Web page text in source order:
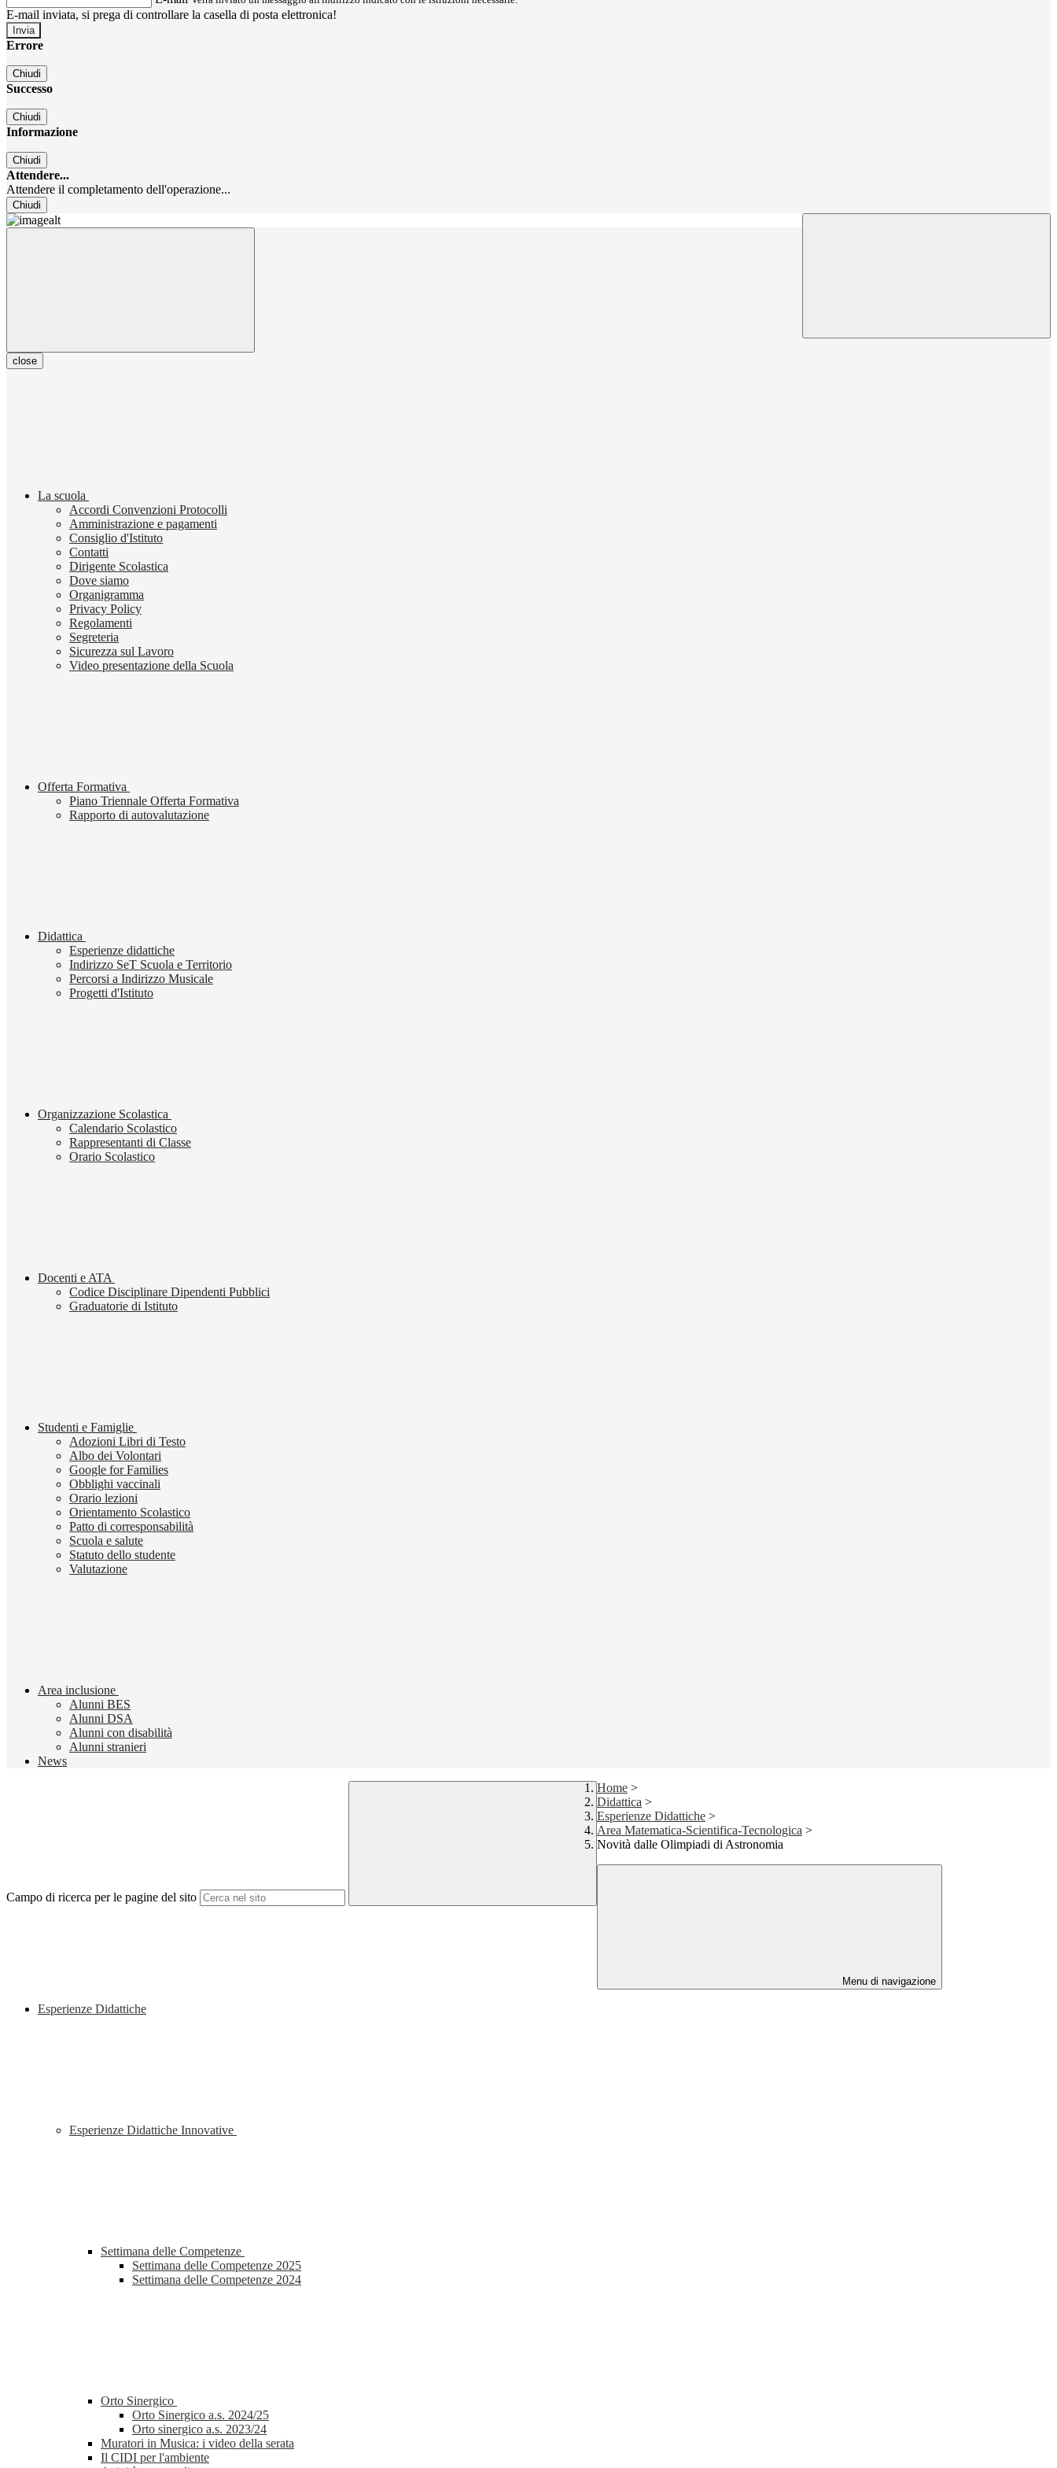
E-mail inviata, si prega di controllare la casella di posta elettronica!
Errore
Chiudi
Successo
Chiudi
Informazione
Chiudi
Attendere...
Attendere il completamento dell'operazione...
Chiudi
close
La scuola
Accordi Convenzioni Protocolli
Amministrazione e pagamenti
Consiglio d'Istituto
Contatti
Dirigente Scolastica
Dove siamo
Organigramma
Privacy Policy
Regolamenti
Segreteria
Sicurezza sul Lavoro
Video presentazione della Scuola
Offerta Formativa
Piano Triennale Offerta Formativa
Rapporto di autovalutazione
Didattica
Esperienze didattiche
Indirizzo SeT Scuola e Territorio
Percorsi a Indirizzo Musicale
Progetti d'Istituto
Organizzazione Scolastica
Calendario Scolastico
Rappresentanti di Classe
Orario Scolastico
Docenti e ATA
Codice Disciplinare Dipendenti Pubblici
Graduatorie di Istituto
Studenti e Famiglie
Adozioni Libri di Testo
Albo dei Volontari
Google for Families
Obblighi vaccinali
Orario lezioni
Orientamento Scolastico
Patto di corresponsabilità
Scuola e salute
Statuto dello studente
Valutazione
Area inclusione
Alunni BES
Alunni DSA
Alunni con disabilità
Alunni stranieri
News
Campo di ricerca per le pagine del sito
Home >
Didattica >
Esperienze Didattiche >
Area Matematica-Scientifica-Tecnologica >
Novità dalle Olimpiadi di Astronomia
Menu di navigazione
Esperienze Didattiche
Esperienze Didattiche Innovative
Settimana delle Competenze
Settimana delle Competenze 2025
Settimana delle Competenze 2024
Orto Sinergico
Orto Sinergico a.s. 2024/25
Orto sinergico a.s. 2023/24
Muratori in Musica: i video della serata
Il CIDI per l'ambiente